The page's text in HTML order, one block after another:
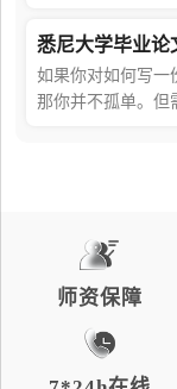
过程中遇到了任何
悉尼大学毕业论
如果你对如何写一
那你并不孤单。但
师资保障